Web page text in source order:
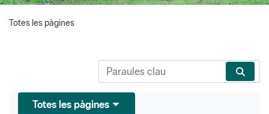
Totes les pàgines
Totes les pàgines